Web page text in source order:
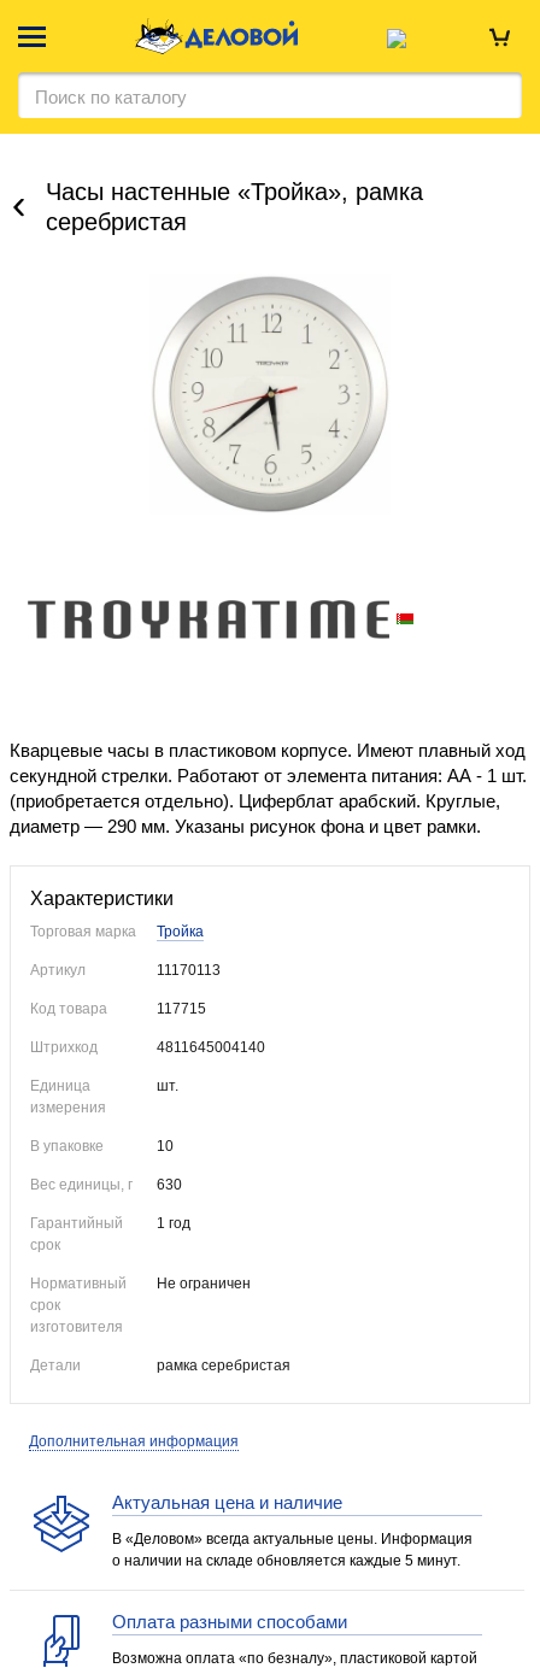
Часы настенные «Тройка», рамка
серебристая
Уже купили
Кварцевые часы в пластиковом корпусе. Имеют плавный ход
секундной стрелки. Работают от элемента питания: АА - 1 шт.
(приобретается отдельно). Циферблат арабский. Круглые,
диаметр — 290 мм. Указаны рисунок фона и цвет рамки.
Характеристики
Торговая марка Тройка
Артикул 11170113
Код товара 117715
Штрихкод 4811645004140
Единица
измерения
шт.
В упаковке 10
Вес единицы, г 630
Гарантийный
срок
1 год
Нормативный
срок
изготовителя
Не ограничен
Детали рамка серебристая
Дополнительная информация
Актуальная цена и наличие
В «Деловом» всегда актуальные цены. Информация
о наличии на складе обновляется каждые 5 минут.
Оплата разными способами
Возможна оплата «по безналу», пластиковой картой